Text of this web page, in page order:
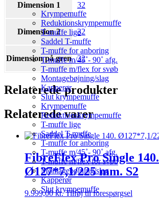
Krympemuffe
Reduktionskrympemuffe
T-muffe lige
Saddel T-muffe
T-muffe for anboring
T-muffe m/45˚- 90˚ afg.
T-muffe m/flex for svøb
Montagebøjning/slag
Kapperør
Slut krympemuffe
Krympemuffe
Reduktionskrympemuffe
T-muffe lige
Saddel T-muffe
T-muffe for anboring
T-muffe m/45˚- 90˚ afg.
T-muffe m/flex for svøb
Montagebøjning/slag
Kapperør
Slut krympemuffe
Dimension 1 32
Dimension 2 32
Dimension på gren 32
Relaterede produkter
Relaterede varer
FibreFlex Pro Single 140.
Ø127*7,1/225 mm. S2
9.999,00kr. Tilføj til forespørgsel